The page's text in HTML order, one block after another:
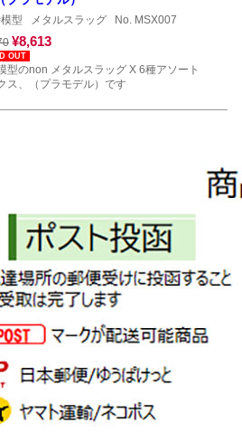
型 メタルスラッグ No. MSX007
¥8,613
OUT
型のnon メタルスラッグ X 6種アソート
ス、（プラモデル）です
デル
版
ターズ
クス